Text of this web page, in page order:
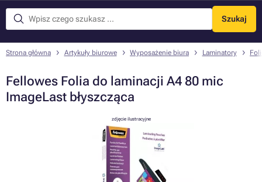
Szukaj
Menu
Strona główna Artykuły biurowe Wyposażenie biura Laminatory
Fellowes Folia do laminacji A4 80 mic
ImageLast błyszcząca
zdjęcie ilustracyjne